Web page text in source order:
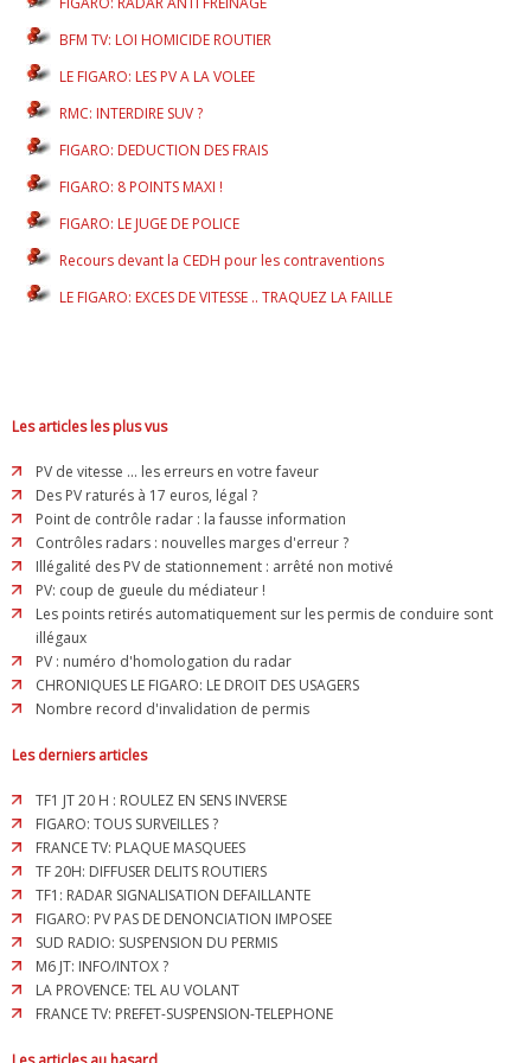
BFM TV: LOI HOMICIDE ROUTIER
LE FIGARO: LES PV A LA VOLEE
RMC: INTERDIRE SUV ?
FIGARO: DEDUCTION DES FRAIS
FIGARO: 8 POINTS MAXI !
FIGARO: LE JUGE DE POLICE
Recours devant la CEDH pour les contraventions
LE FIGARO: EXCES DE VITESSE .. TRAQUEZ LA FAILLE
Les articles les plus vus
PV de vitesse ... les erreurs en votre faveur
Des PV raturés à 17 euros, légal ?
Point de contrôle radar : la fausse information
Contrôles radars : nouvelles marges d'erreur ?
Illégalité des PV de stationnement : arrêté non motivé
PV: coup de gueule du médiateur !
Les points retirés automatiquement sur les permis de conduire sont
illégaux
PV : numéro d'homologation du radar
CHRONIQUES LE FIGARO: LE DROIT DES USAGERS
Nombre record d'invalidation de permis
Les derniers articles
TF1 JT 20 H : ROULEZ EN SENS INVERSE
FIGARO: TOUS SURVEILLES ?
FRANCE TV: PLAQUE MASQUEES
TF 20H: DIFFUSER DELITS ROUTIERS
TF1: RADAR SIGNALISATION DEFAILLANTE
FIGARO: PV PAS DE DENONCIATION IMPOSEE
SUD RADIO: SUSPENSION DU PERMIS
M6 JT: INFO/INTOX ?
LA PROVENCE: TEL AU VOLANT
FRANCE TV: PREFET-SUSPENSION-TELEPHONE